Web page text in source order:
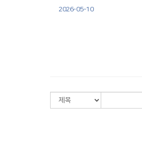
2026-05-10